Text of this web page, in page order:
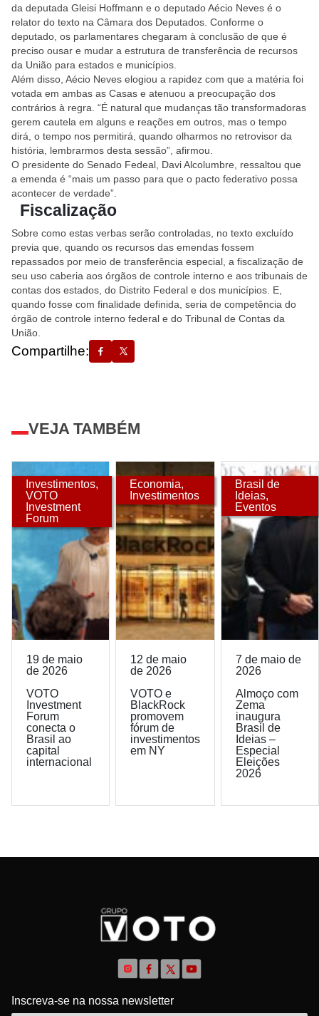
da deputada Gleisi Hoffmann e o deputado Aécio Neves é o
relator do texto na Câmara dos Deputados. Conforme o
deputado, os parlamentares chegaram à conclusão de que é
preciso ousar e mudar a estrutura de transferência de recursos
da União para estados e municípios.
Além disso, Aécio Neves elogiou a rapidez com que a matéria foi
votada em ambas as Casas e atenuou a preocupação dos
contrários à regra. “É natural que mudanças tão transformadoras
gerem cautela em alguns e reações em outros, mas o tempo
dirá, o tempo nos permitirá, quando olharmos no retrovisor da
história, lembrarmos desta sessão”, afirmou.
O presidente do Senado Fedeal, Davi Alcolumbre, ressaltou que
a emenda é “mais um passo para que o pacto federativo possa
acontecer de verdade”.
Fiscalização
Sobre como estas verbas serão controladas, no texto excluído
previa que, quando os recursos das emendas fossem
repassados por meio de transferência especial, a fiscalização de
seu uso caberia aos órgãos de controle interno e aos tribunais de
contas dos estados, do Distrito Federal e dos municípios. E,
quando fosse com finalidade definida, seria de competência do
órgão de controle interno federal e do Tribunal de Contas da
União.
Compartilhe:
VEJA TAMBÉM
Investimentos,
VOTO
Investment
Forum
19 de maio
de 2026
VOTO
Investment
Forum
conecta o
Brasil ao
capital
internacional
Economia,
Investimentos
12 de maio
de 2026
VOTO e
BlackRock
promovem
fórum de
investimentos
em NY
Brasil de
Ideias,
Eventos
7 de maio de
2026
Almoço com
Zema
inaugura
Brasil de
Ideias –
Especial
Eleições
2026
Inscreva-se na nossa newsletter